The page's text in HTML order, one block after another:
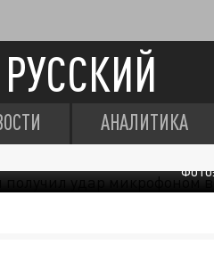
АНАЛИТИКА
ФОТО: